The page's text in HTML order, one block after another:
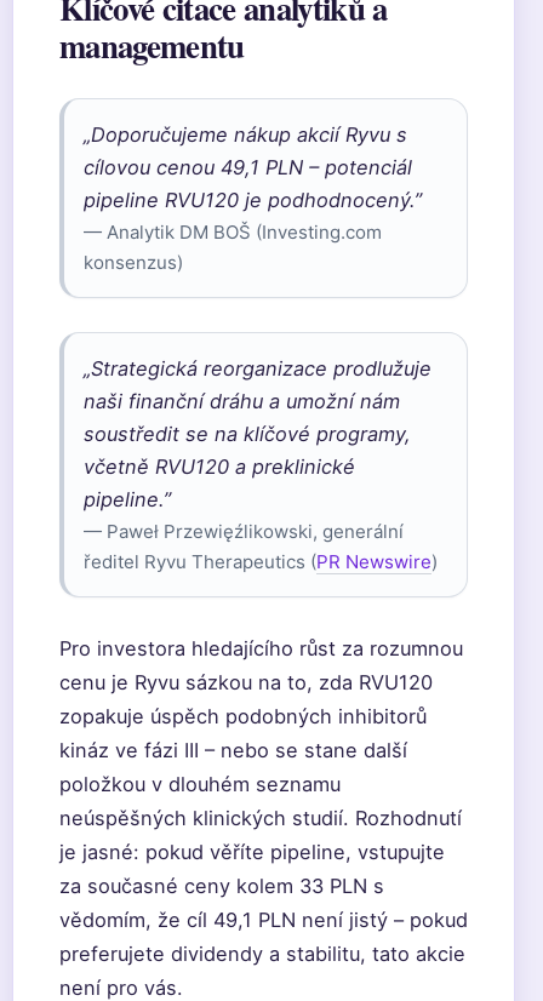
managementu
„Doporučujeme nákup akcií Ryvu s
cílovou cenou 49,1 PLN – potenciál
pipeline RVU120 je podhodnocený.”
— Analytik DM BOŠ (Investing.com
konsenzus)
„Strategická reorganizace prodlužuje
naši finanční dráhu a umožní nám
soustředit se na klíčové programy,
včetně RVU120 a preklinické
pipeline.”
— Paweł Przewięźlikowski, generální
ředitel Ryvu Therapeutics (PR Newswire)
Pro investora hledajícího růst za rozumnou
cenu je Ryvu sázkou na to, zda RVU120
zopakuje úspěch podobných inhibitorů
kináz ve fázi III – nebo se stane další
položkou v dlouhém seznamu
neúspěšných klinických studií. Rozhodnutí
je jasné: pokud věříte pipeline, vstupujte
za současné ceny kolem 33 PLN s
vědomím, že cíl 49,1 PLN není jistý – pokud
preferujete dividendy a stabilitu, tato akcie
není pro vás.